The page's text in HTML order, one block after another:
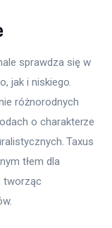
sprawdza się w
jak i niskiego.
różnorodnych
o charakterze
Taxus
tłem dla
tworząc